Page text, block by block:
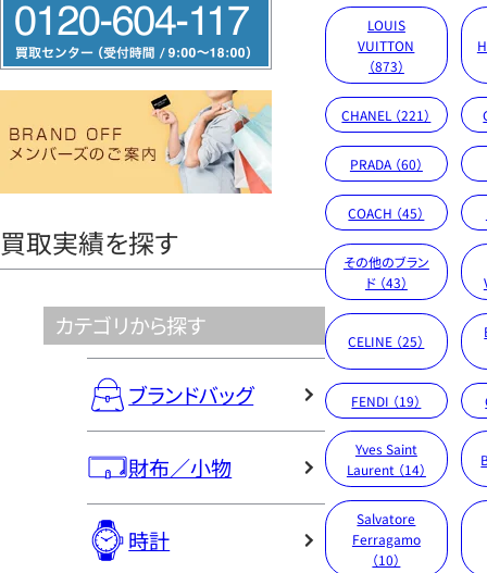
リ
ー
ヤ
買取実績を探す
カテゴリから探す
ブランドバッグ
財布／小物
時計
LOUIS
VUITTON
（873）
CHANEL （221）
PRADA （60）
COACH （45）
その他のブラン
ド （43）
CELINE （25）
FENDI （19）
Yves Saint
Laurent （14）
Salvatore
Ferragamo
（10）